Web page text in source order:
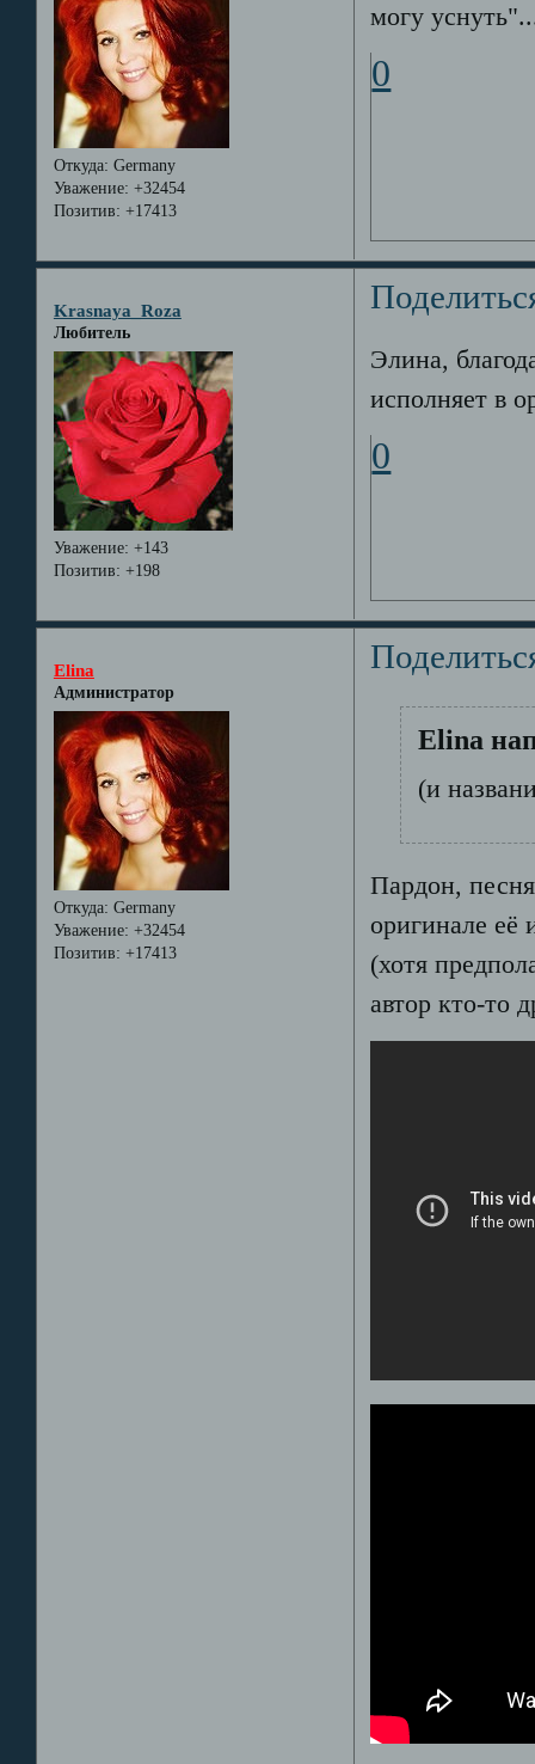
Откуда: Germany
Уважение: +32454
Позитив: +17413
могу
0
Krasnaya_Roza
Любитель
Уважение: +143
Позитив: +198
Элина,
исполняет в
0
Elina
Администратор
Откуда: Germany
Уважение: +32454
Позитив: +17413
Elina
(и
Пардон,
оригинале её
(хотя
автор кто-то